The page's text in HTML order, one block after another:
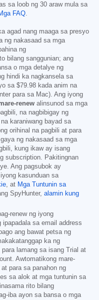
sa loob ng 30 araw mula sa
FAQ.
agad nang maaga sa presyo
ng nakasaad sa mga
ng
bilang sanggunian; ang
o mga detalye ng
hindi ka nagkansela sa
sa $79.98 kada anim na
para sa Mac). Ang iyong
renew alinsunod sa mga
na nagbibigay ng
karaniwang bayad sa
orihinal na pagbili at para
ng nakasaad sa mga
kung ikaw ay isang
subscription. Pakitingnan
Ang pagsubok ay
kasunduan sa
, at Mga Tuntunin sa
SpyHunter, alamin kung
renew ng iyong
sa email address
ang bawat petsa ng
ka ng
lamang sa isang Trial at
Awtomatikong mare-
para sa panahon ng
sa alok at mga tuntunin sa
rito bilang
iba ayon sa bansa o mga